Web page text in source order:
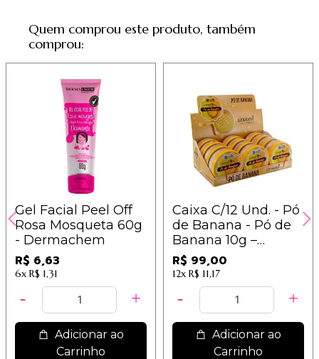
Quem comprou este produto, também
comprou:
Gel Facial Peel Off
Rosa Mosqueta 60g
- Dermachem
R$ 6,63
6x R$ 1,31
Adicionar ao
Carrinho
Caixa C/12 Und. - Pó
de Banana - Pó de
Banana 10g –
Ludurana - B00024
R$ 99,00
12x R$ 11,17
Adicionar ao
Carrinho